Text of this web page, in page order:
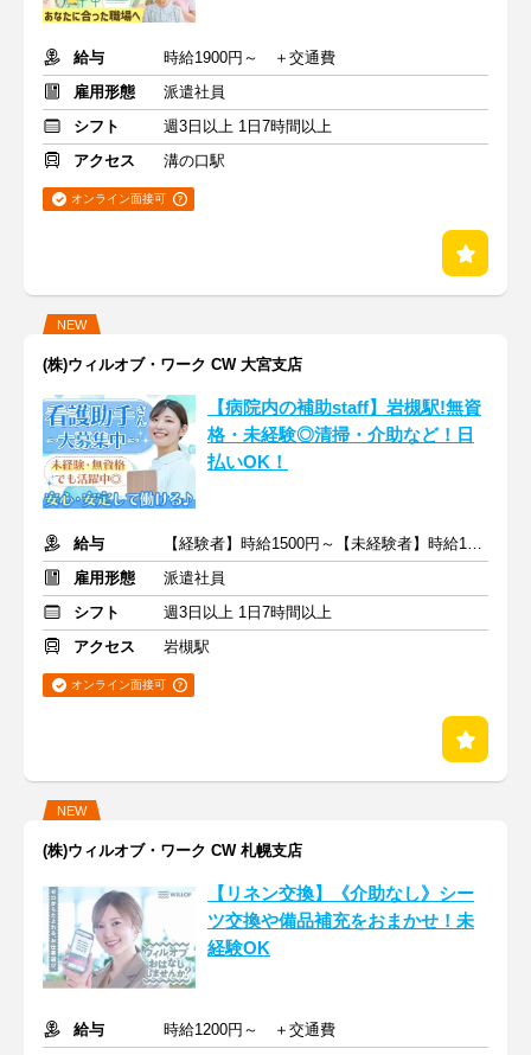
給与
時給1900円～ ＋交通費
雇用形態
派遣社員
シフト
週3日以上 1日7時間以上
アクセス
溝の口駅
オンライン面接可
NEW
(株)ウィルオブ・ワーク CW 大宮支店
【病院内の補助staff】岩槻駅!無資
格・未経験◎清掃・介助など！日
払いOK！
給与
【経験者】時給1500円～【未経験者】時給1350円～ ＋交通費
雇用形態
派遣社員
シフト
週3日以上 1日7時間以上
アクセス
岩槻駅
オンライン面接可
NEW
(株)ウィルオブ・ワーク CW 札幌支店
【リネン交換】《介助なし》シー
ツ交換や備品補充をおまかせ！未
経験OK
給与 時給1200円～ ＋交通費